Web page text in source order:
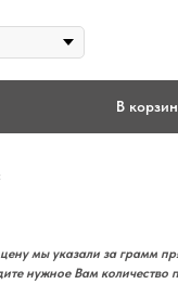
В
мы указали за грамм
нужное Вам количество